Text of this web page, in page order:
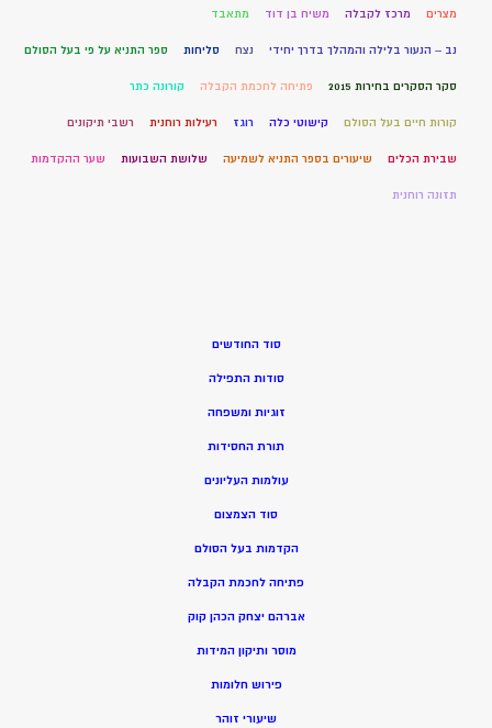
מצרים מרכז לקבלה משיח בן דוד מתאבד
נב – הנעור בלילה והמהלך בדרך יחידי נצח סליחות ספר התניא על פי בעל הסולם
סקר הסקרים בחירות 2015 פתיחה לחכמת הקבלה קורונה כתר
קורות חיים בעל הסולם קישוטי כלה רוגז רעילות רוחנית רשבי תיקונים
שבירת הכלים שיעורים בספר התניא לשמיעה שלושת השבועות שער ההקדמות
תזונה רוחנית
סוד החודשים
סודות התפילה
זוגיות ומשפחה
תורת החסידות
עולמות העליונים
סוד הצמצום
הקדמות בעל הסולם
פתיחה לחכמת הקבלה
אברהם יצחק הכהן קוק
מוסר ותיקון המידות
פירוש חלומות
שיעורי זוהר